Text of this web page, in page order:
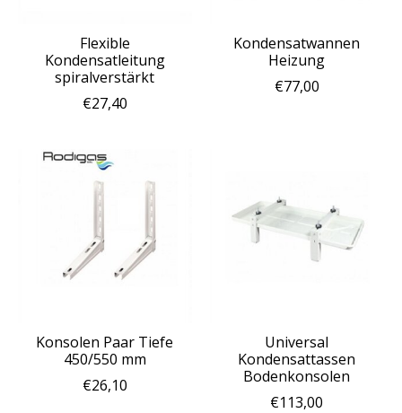
Flexible
Kondensatleitung
spiralverstärkt
€27,40
Kondensatwannen
Heizung
€77,00
Konsolen Paar Tiefe
450/550 mm
€26,10
Universal
Kondensattassen
Bodenkonsolen
€113,00